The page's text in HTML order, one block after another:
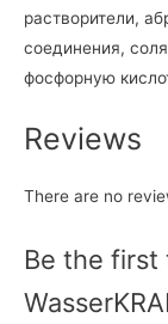
растворители,
соединения,
фосфорную
Reviews
There are no
Be the first